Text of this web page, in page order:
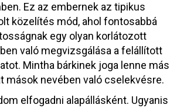
Ez az embernek az tipikus
közelítés mód, ahol fontosabbá
egy olyan korlátozott
való megvizsgálása a felállított
Mintha bárkinek joga lenne más
mások nevében való cselekvésre.
elfogadni alapállásként. Ugyanis